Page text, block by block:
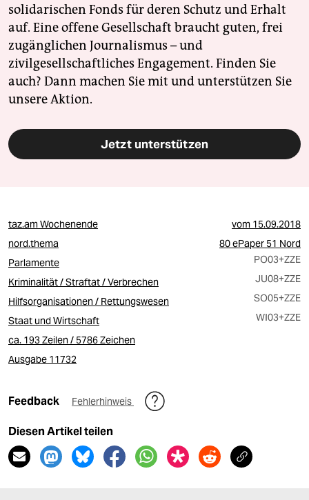
solidarischen Fonds für deren Schutz und Erhalt
auf. Eine offene Gesellschaft braucht guten, frei
zugänglichen Journalismus – und
zivilgesellschaftliches Engagement. Finden Sie
auch? Dann machen Sie mit und unterstützen Sie
unsere Aktion.
Jetzt unterstützen
taz.am Wochenende vom 15.09.2018
nord.thema
80 ePaper 51 Nord
Parlamente
PO03+ZZE
Kriminalität / Straftat / Verbrechen
JU08+ZZE
Hilfsorganisationen / Rettungswesen
SO05+ZZE
Staat und Wirtschaft
WI03+ZZE
ca. 193 Zeilen / 5786 Zeichen
Ausgabe 11732
Feedback Fehlerhinweis
Diesen Artikel teilen